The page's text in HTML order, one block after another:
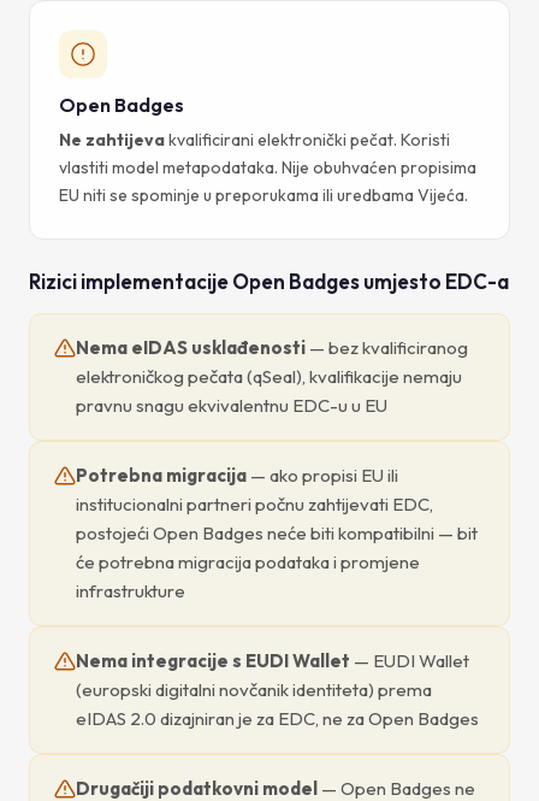
Open Badges
Ne zahtijevakvalificirani elektronički pečat. Koristi
vlastiti model metapodataka. Nije obuhvaćen propisima
EU niti se spominje u preporukama ili uredbama Vijeća.
Rizici implementacije Open Badges umjesto EDC-a
Nema eIDAS usklađenosti — bez kvalificiranog
elektroničkog pečata (qSeal), kvalifikacije nemaju
pravnu snagu ekvivalentnu EDC-u u EU
Potrebna migracija — ako propisi EU ili
institucionalni partneri počnu zahtijevati EDC,
postojeći Open Badges neće biti kompatibilni — bit
će potrebna migracija podataka i promjene
infrastrukture
Nema integracije s EUDI Wallet — EUDI Wallet
(europski digitalni novčanik identiteta) prema
eIDAS 2.0 dizajniran je za EDC, ne za Open Badges
Drugačiji podatkovni model — Open Badges ne